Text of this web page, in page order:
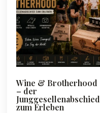
Wine & Brotherhood
– der
Junggesellenabschied
zum Erleben